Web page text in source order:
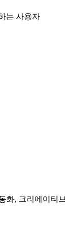
는 사용자
화, 크리에이티